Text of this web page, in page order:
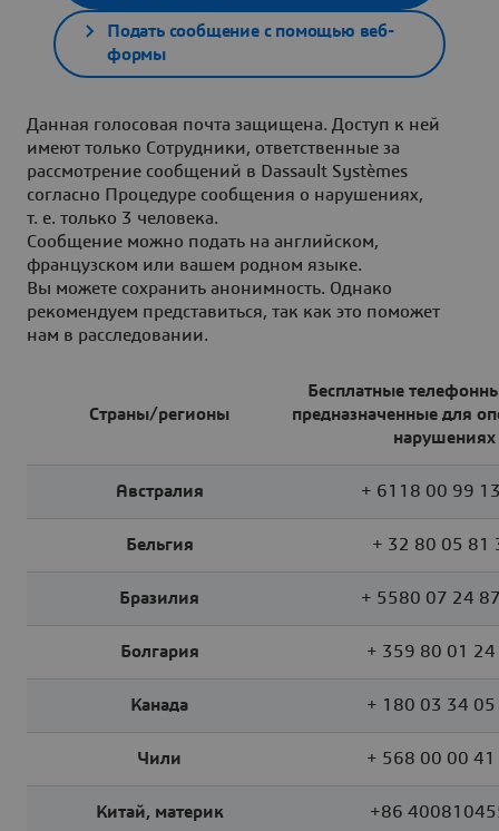
Подать сообщение с помощью веб-
формы
Данная голосовая почта защищена. Доступ к ней
имеют только Сотрудники, ответственные за
рассмотрение сообщений в Dassault Systèmes
согласно Процедуре сообщения о нарушениях,
т. е. только 3 человека.
Сообщение можно подать на английском,
французском или вашем родном языке.
Вы можете сохранить анонимность. Однако
рекомендуем представиться, так как это поможет
нам в расследовании.
Страны/регионы
Бесплатные
предназначенные для
нарушениях
Австралия + 6118 00 99
Бельгия + 32 80 05 81
Бразилия + 5580 07 24
Болгария + 359 80 01 24
Канада + 180 03 34 05
Чили + 568 00 00 41
Китай, материк +86